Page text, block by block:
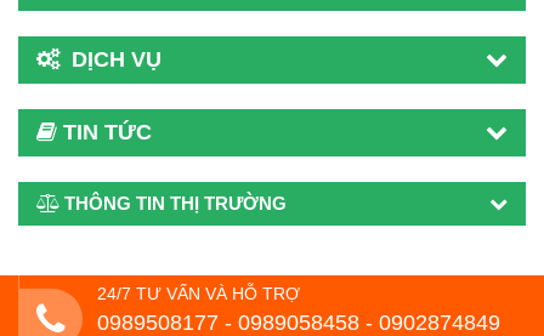
DỊCH VỤ
TIN TỨC
THÔNG TIN THỊ TRƯỜNG
24/7 TƯ VẤN VÀ HỖ TRỢ
0989508177 - ‭0989058458‬ - 0902874849